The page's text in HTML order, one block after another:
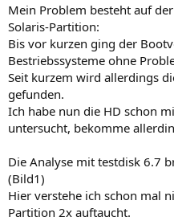
Mein Problem besteht auf
Solaris-Partition:
Bis vor kurzen ging der
Bestriebssysteme ohne
Seit kurzem wird allerdings
gefunden.
Ich habe nun die HD schon
untersucht, bekomme
Die Analyse mit testdisk 6.7
(Bild1)
Hier verstehe ich schon mal
Partition 2x auftaucht.